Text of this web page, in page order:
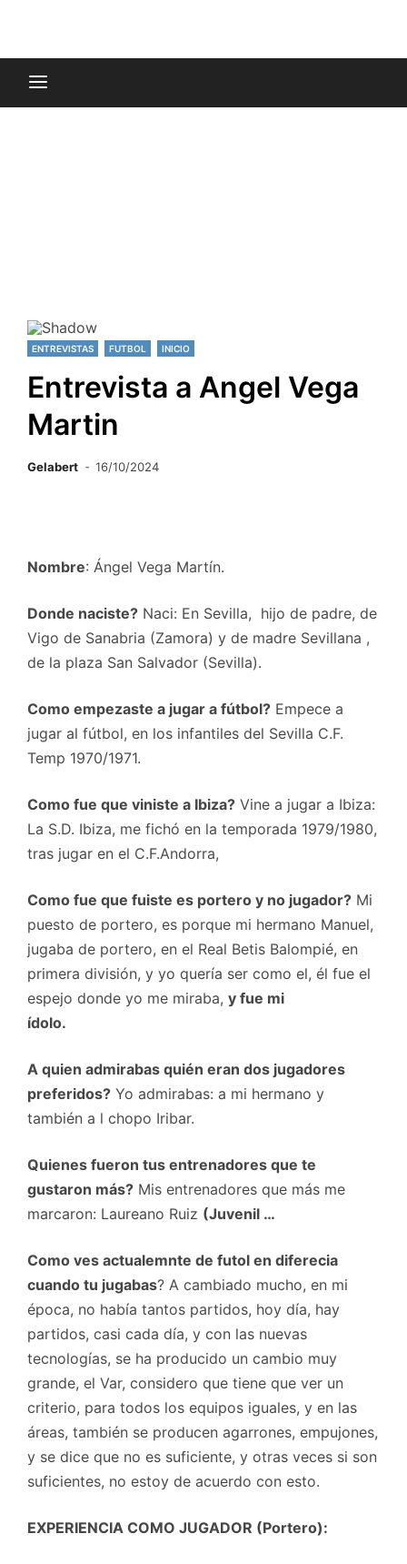
ENTREVISTAS FUTBOL INICIO
Entrevista a Angel Vega
Martin
Gelabert 16/10/2024
Nombre: Ángel Vega Martín.
Donde naciste? Naci: En Sevilla, hijo de padre, de
Vigo de Sanabria (Zamora) y de madre Sevillana ,
de la plaza San Salvador (Sevilla).
Como empezaste a jugar a fútbol? Empece a
jugar al fútbol, en los infantiles del Sevilla C.F.
Temp 1970/1971.
Como fue que viniste a Ibiza? Vine a jugar a Ibiza:
La S.D. Ibiza, me fichó en la temporada 1979/1980,
tras jugar en el C.F.Andorra,
Como fue que fuiste es portero y no jugador? Mi
puesto de portero, es porque mi hermano Manuel,
jugaba de portero, en el Real Betis Balompié, en
primera división, y yo quería ser como el, él fue el
espejo donde yo me miraba, y fue mi
ídolo.
A quien admirabas quién eran dos jugadores
preferidos? Yo admirabas: a mi hermano y
también a l chopo Iribar.
Quienes fueron tus entrenadores que te
gustaron más? Mis entrenadores que más me
marcaron: Laureano Ruiz (Juvenil …
Como ves actualemnte de futol en diferecia
cuando tu jugabas? A cambiado mucho, en mi
época, no había tantos partidos, hoy día, hay
partidos, casi cada día, y con las nuevas
tecnologías, se ha producido un cambio muy
grande, el Var, considero que tiene que ver un
criterio, para todos los equipos iguales, y en las
áreas, también se producen agarrones, empujones,
y se dice que no es suficiente, y otras veces si son
suficientes, no estoy de acuerdo con esto.
EXPERIENCIA COMO JUGADOR (Portero):